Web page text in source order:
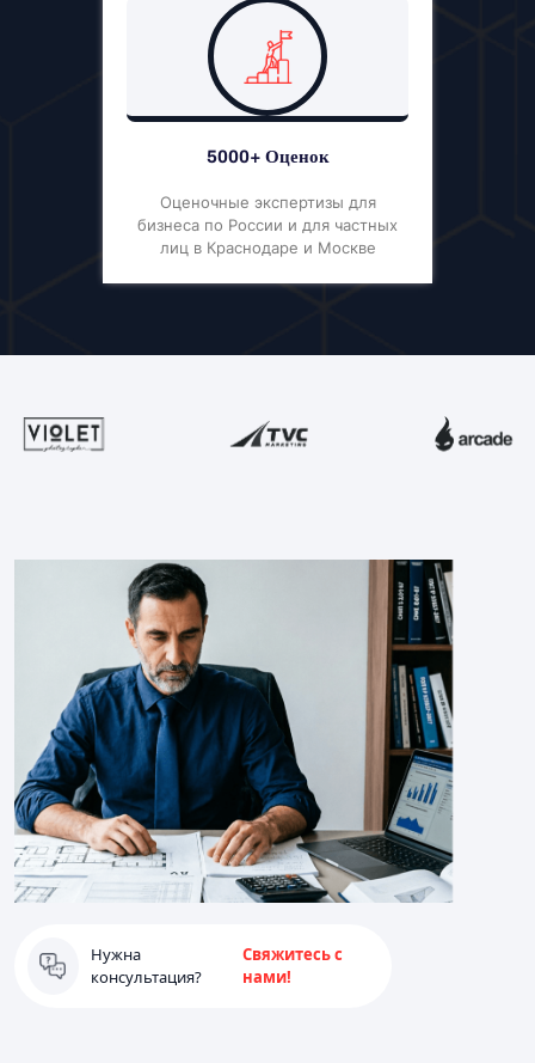
5000+ Оценок
Оценочные экспертизы для
бизнеса по России и для частных
лиц в Краснодаре и Москве
Нужна
консультация?
Свяжитесь с
нами!